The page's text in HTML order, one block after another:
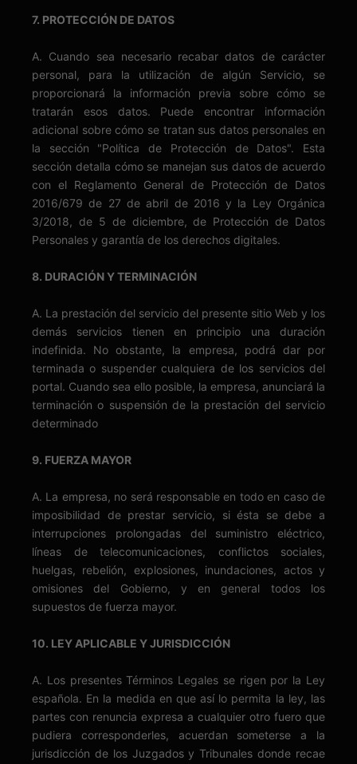
7. PROTECCIÓN DE DATOS
A. Cuando sea necesario recabar datos de carácter
personal, para la utilización de algún Servicio, se
proporcionará la información previa sobre cómo se
tratarán esos datos. Puede encontrar información
adicional sobre cómo se tratan sus datos personales en
la sección "Política de Protección de Datos". Esta
sección detalla cómo se manejan sus datos de acuerdo
con el Reglamento General de Protección de Datos
2016/679 de 27 de abril de 2016 y la Ley Orgánica
3/2018, de 5 de diciembre, de Protección de Datos
Personales y garantía de los derechos digitales.
8. DURACIÓN Y TERMINACIÓN
A. La prestación del servicio del presente sitio Web y los
demás servicios tienen en principio una duración
indefinida. No obstante, la empresa, podrá dar por
terminada o suspender cualquiera de los servicios del
portal. Cuando sea ello posible, la empresa, anunciará la
terminación o suspensión de la prestación del servicio
determinado
9. FUERZA MAYOR
A. La empresa, no será responsable en todo en caso de
imposibilidad de prestar servicio, si ésta se debe a
interrupciones prolongadas del suministro eléctrico,
líneas de telecomunicaciones, conflictos sociales,
huelgas, rebelión, explosiones, inundaciones, actos y
omisiones del Gobierno, y en general todos los
supuestos de fuerza mayor.
10. LEY APLICABLE Y JURISDICCIÓN
A. Los presentes Términos Legales se rigen por la Ley
española. En la medida en que así lo permita la ley, las
partes con renuncia expresa a cualquier otro fuero que
pudiera corresponderles, acuerdan someterse a la
jurisdicción de los Juzgados y Tribunales donde recae